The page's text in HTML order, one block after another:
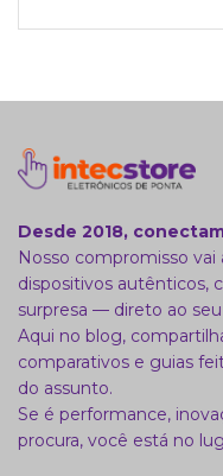
Desde 2018,
Nosso compromisso
dispositivos autênticos,
surpresa — direto ao
Aqui no blog,
comparativos e guias
do assunto.
Se é performance,
procura, você está no